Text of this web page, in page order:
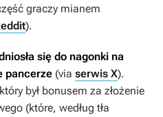
graczy mianem
).
się do nagonki na
pancerze (via serwis X).
był bonusem za złożenie
(które, według tła